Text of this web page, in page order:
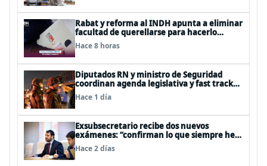
Rabat y reforma al INDH apunta a eliminar
facultad de querellarse para hacerlo
“consultivo”
Hace 8 horas
Diputados RN y ministro de Seguridad
coordinan agenda legislativa y fast track
de proyectos
Hace 1 día
Exsubsecretario recibe dos nuevos
exámenes: “confirman lo que siempre he
dicho que no consumo droga”
Hace 2 días